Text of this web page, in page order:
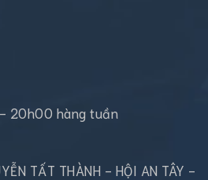
20h00 hàng tuần
TẤT THÀNH - HỘI AN TÂY -